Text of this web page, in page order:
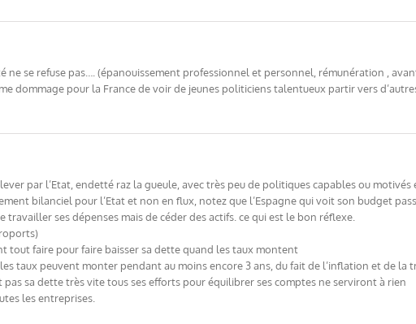
ne se refuse pas…. (épanouissement professionnel et personnel, rémunération ,
dommage pour la France de voir de jeunes politiciens talentueux partir vers
par l’Etat, endetté raz la gueule, avec très peu de politiques capables ou
bilanciel pour l’Etat et non en flux, notez que l’Espagne qui voit son budget
travailler ses dépenses mais de céder des actifs. ce qui est le bon réflexe.
tout faire pour faire baisser sa dette quand les taux montent
les taux peuvent monter pendant au moins encore 3 ans, du fait de l’inflation et de
pas sa dette très vite tous ses efforts pour équilibrer ses comptes ne serviront à rien
les entreprises.